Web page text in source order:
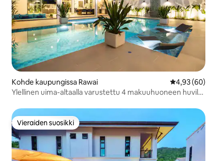
Kohde kaupungissa Rawai
4,93 (60)
Ylellinen uima-altaalla varustettu 4 makuuhuoneen huvila
Vieraiden suosikki
Vieraiden suosikki